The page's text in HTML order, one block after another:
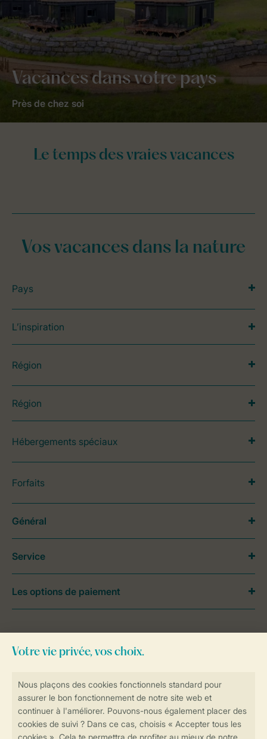
Vacances dans votre pays
Près de chez soi
Vos vacances dans la nature
Pays
L’inspiration
Région
Région
Hébergements spéciaux
Forfaits
contactez notreContact Center.
Général
Service
Les options de paiement